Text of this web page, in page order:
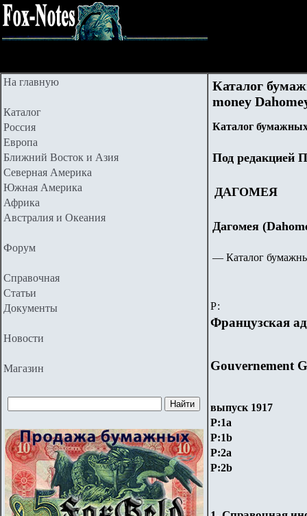
На главную
Каталог
Россия
Европа
Ближний Восток и Азия
Северная Америка
Южная Америка
Африка
Австралия и Океания
Форум
Справочная
Статьи
Документы
Новости
Магазин
Каталог
money
Каталог
Под редакцией
ДАГОМЕЯ
Дагомея
— Каталог
Р:
Французская
Gouvernement
выпуск 1917
P:1a
P:1b
P:2a
P:2b